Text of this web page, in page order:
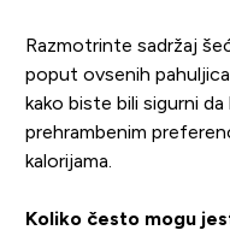
Razmotrinte sadržaj
poput ovsenih
kako biste bili sigurni
prehrambenim
kalorijama.
Koliko često mogu